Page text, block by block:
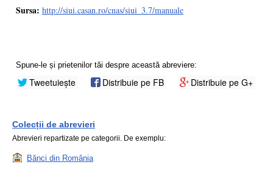
Sursa: http://siui.casan.ro/cnas/siui_3.7/manuale
Spune-le și prietenilor tăi despre această abreviere:
Tweetuiește Distribuie pe FB Distribuie pe G+
Colecții de abrevieri
Abrevieri repartizate pe categorii. De exemplu:
Bănci din România